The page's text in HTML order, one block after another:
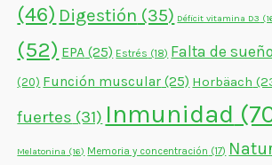
(46) Digestión (35) Déficit vitamina D3
(52) EPA (25) Estrés (18) Falta de sueño
(20) Función muscular (25) Horbäach
fuertes (31) Inmunidad
Melatonina (16) Memoria y concentración (17)